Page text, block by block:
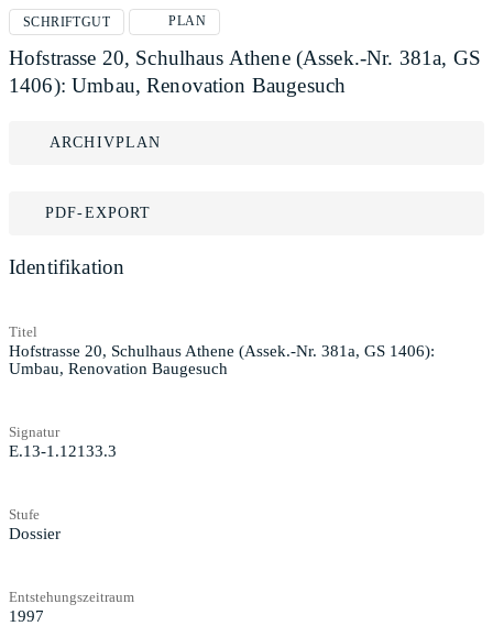
SCHRIFTGUT PLAN
Hofstrasse 20, Schulhaus Athene (Assek.-Nr. 381a, GS
1406): Umbau, Renovation Baugesuch
ARCHIVPLAN
PDF-EXPORT
Identifikation
Titel
Hofstrasse 20, Schulhaus Athene (Assek.-Nr. 381a, GS 1406):
Umbau, Renovation Baugesuch
Signatur
E.13-1.12133.3
Stufe
Dossier
Entstehungszeitraum
1997